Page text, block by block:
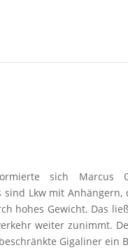
sich Marcus
Lkw mit
hohes Gewicht. Das
weiter zunimmt.
Gigaliner ein